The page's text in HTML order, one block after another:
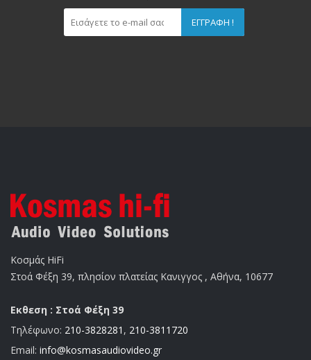
ΕΓΓΡΑΦΉ !
Κοσμάς HiFi
Στοά Φέξη 39, πλησίον πλατείας Κανιγγος , Αθήνα, 10677
Εκθεση : Στοά Φέξη 39
Τηλέφωνο: 210-3828281 , 210-3811720
Email: info@kosmasaudiovideo.gr